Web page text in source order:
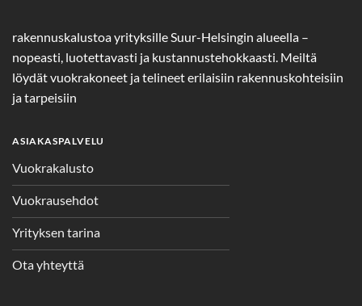
rakennuskalustoa yrityksille Suur-Helsingin alueella –
nopeasti, luotettavasti ja kustannustehokkaasti. Meiltä
löydät vuokrakoneet ja telineet erilaisiin rakennuskohteisiin
ja tarpeisiin
ASIAKASPALVELU
Vuokrakalusto
Vuokrausehdot
Yrityksen tarina
Ota yhteyttä